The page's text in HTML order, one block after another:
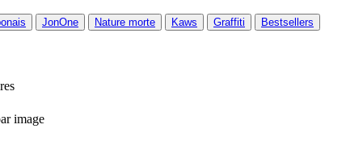
JonOne Nature morte Kaws Graffiti Bestsellers
image